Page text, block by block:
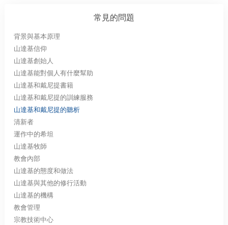
常見的問題
背景與基本原理
山達基信仰
山達基創始人
山達基能對個人有什麼幫助
山達基和戴尼提書籍
山達基和戴尼提的訓練服務
山達基和戴尼提的聽析
清新者
運作中的希坦
山達基牧師
教會內部
山達基的態度和做法
山達基與其他的修行活動
山達基的機構
教會管理
宗教技術中心